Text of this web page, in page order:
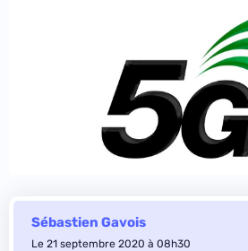
Sébastien Gavois
Le 21 septembre 2020 à 08h30